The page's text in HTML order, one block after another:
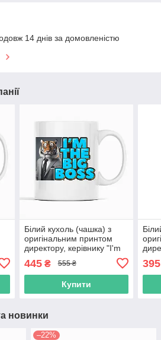
14 днів за домовленістю
Білий кухоль (чашка) з
оригінальним принтом
директору, керівнику "I'm
бос"
445₴ 555 ₴
Купити
395
новинки
–22%